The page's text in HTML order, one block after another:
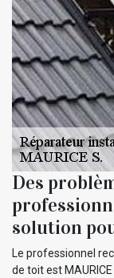
Des
solution
Le professionnel
de toit est